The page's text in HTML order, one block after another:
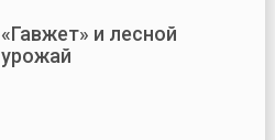
«Гавжет» и лесной
урожай